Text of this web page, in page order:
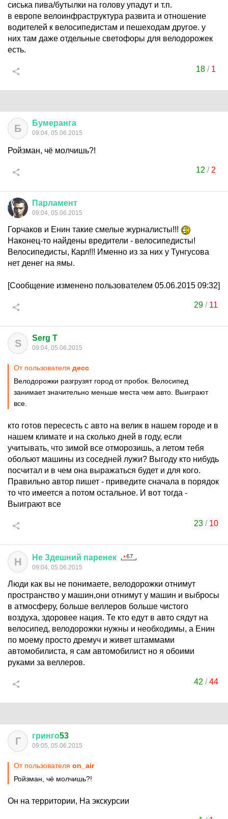
сиська пива/бутылки на голову упадут и т.п.
в европе велоинфраструктура развита и отношение
водителей к велосипедистам и пешеходам другое. у
них там даже отдельные светофоры для велодорожек
есть.
18 / 1
Б Бумеранга
09:04, 05.06.2015
Ройзман, чё молчишь?!
12 / 2
Парламент
09:04, 05.06.2015
Горчаков и Енин такие смелые журналисты!!!
Наконец-то найдены вредители - велосипедисты!
Велосипедисты, Карл!!! Именно из за них у Тунгусова
нет денег на ямы.
[Сообщение изменено пользователем 05.06.2015 09:32]
29 / 11
S Serg T
09:04, 05.06.2015
От пользователя десс
Велодорожки разгрузят город от пробок. Велосипед
занимает значительно меньше места чем авто. Выиграют
все.
кто готов пересесть с авто на велик в нашем городе и в
нашем климате и на сколько дней в году, если
учитывать, что зимой все отморозишь, а летом тебя
обольют машины из соседней лужи? Выгоду кто нибудь
посчитал и в чем она выражаться будет и для кого.
Правильно автор пишет - приведите сначала в порядок
то что имеется а потом остальное. И вот тогда -
Выиграют все
23/ 10
Н Не Здешний паренек
09:04, 05.06.2015
Люди как вы не понимаете, велодорожки отнимут
пространство у машин,они отнимут у машин и выбросы
в атмосферу, больше веллеров больше чистого
воздуха, здоровее нация. Те кто едут в авто сядут на
велосипед, велодорожки нужны и необходимы, а Енин
по моему просто дремуч и живет штаммами
автомобилиста, я сам автомобилист но я обоими
руками за веллеров.
42 /44
Г гринго53
09:05, 05.06.2015
От пользователя on_аir
Ройзман, чё молчишь?!
Он на территории, На экскурсии